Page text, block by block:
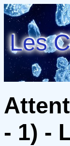
Les
- 1) -